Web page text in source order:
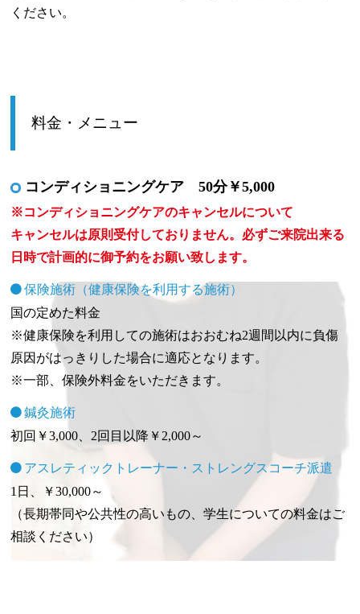
ください。
料金・メニュー
コンディショニングケア 50分￥5,000
※コンディショニングケアのキャンセルについて
キャンセルは原則受付しておりません。必ずご来院出来る
日時で計画的に御予約をお願い致します。
保険施術（健康保険を利用する施術）
国の定めた料金
※健康保険を利用しての施術はおおむね2週間以内に負傷
原因がはっきりした場合に適応となります。
※一部、保険外料金をいただきます。
鍼灸施術
初回￥3,000、2回目以降￥2,000～
アスレティックトレーナー・ストレングスコーチ派遣
1日、￥30,000～
（長期帯同や公共性の高いもの、学生についての料金はご
相談ください）